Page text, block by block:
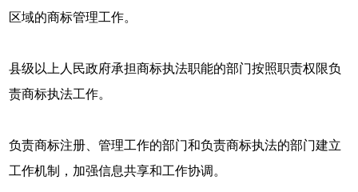
区域的商标管理工作。
县级以上人民政府承担商标执法职能的部门按照职责权限负
责商标执法工作。
负责商标注册、管理工作的部门和负责商标执法的部门建立
工作机制，加强信息共享和工作协调。